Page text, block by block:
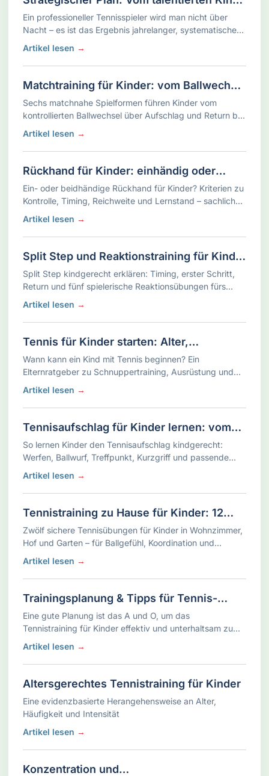
zum Tennisprofi in Deutschland
Ein professioneller Tennisspieler wird man nicht über
Nacht – es ist das Ergebnis jahrelanger, systematischer
Förderung. Dieser Plan skizziert alle relevanten Aspekte
Artikel lesen →
Matchtraining für Kinder: vom Ballwechsel
zum echten Punkt
Sechs matchnahe Spielformen führen Kinder vom
kontrollierten Ballwechsel über Aufschlag und Return bis
zum selbstständigen Kurzmatch.
Artikel lesen →
Rückhand für Kinder: einhändig oder
beidhändig – was passt wann?
Ein- oder beidhändige Rückhand für Kinder? Kriterien zu
Kontrolle, Timing, Reichweite und Lernstand – sachlich
und ohne starre Altersgrenze.
Artikel lesen →
Split Step und Reaktionstraining für Kinder
im Tennis
Split Step kindgerecht erklären: Timing, erster Schritt,
Return und fünf spielerische Reaktionsübungen fürs
Tennistraining.
Artikel lesen →
Tennis für Kinder starten: Alter,
Schnuppertraining und die ersten vier
Wochen
Wann kann ein Kind mit Tennis beginnen? Ein
Elternratgeber zu Schnuppertraining, Ausrüstung und
einem entspannten Start in den ersten vier Wochen.
Artikel lesen →
Tennisaufschlag für Kinder lernen: vom
Werfen zum sicheren Treffpunkt
So lernen Kinder den Tennisaufschlag kindgerecht:
Werfen, Ballwurf, Treffpunkt, Kurzgriff und passende
Distanz verständlich erklärt.
Artikel lesen →
Tennistraining zu Hause für Kinder: 12
Übungen für Garten, Hof und Wohnzimmer
Zwölf sichere Tennisübungen für Kinder in Wohnzimmer,
Hof und Garten – für Ballgefühl, Koordination und
kontrollierte Schläge.
Artikel lesen →
Trainingsplanung & Tipps für Tennis-
Trainer und Eltern
Eine gute Planung ist das A und O, um das
Tennistraining für Kinder effektiv und unterhaltsam zu
gestalten. Trainer und engagierte Eltern, die mit ihren
Artikel lesen →
Altersgerechtes Tennistraining für Kinder
Eine evidenzbasierte Herangehensweise an Alter,
Häufigkeit und Intensität
Artikel lesen →
Konzentration und